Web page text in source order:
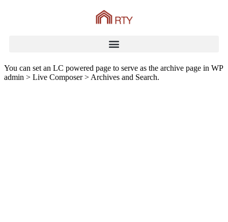
You can set an LC powered page to serve as the archive page in WP
admin > Live Composer > Archives and Search.